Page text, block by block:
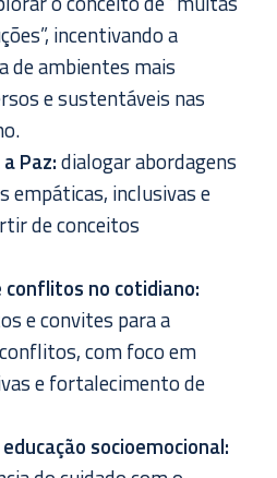
incentivando a
de ambientes mais
e sustentáveis nas
Paz:dialogar abordagens
empáticas, inclusivas e
de conceitos
no cotidiano:
e convites para a
com foco em
e fortalecimento de
socioemocional: